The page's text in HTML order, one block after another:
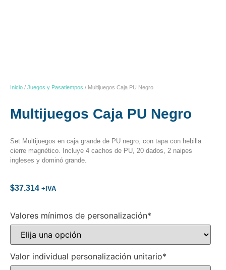
Inicio / Juegos y Pasatiempos / Multijuegos Caja PU Negro
Multijuegos Caja PU Negro
Set Multijuegos en caja grande de PU negro, con tapa con hebilla
cierre magnético. Incluye 4 cachos de PU, 20 dados, 2 naipes
ingleses y dominó grande.
$37.314 +IVA
Valores mínimos de personalización*
Valor individual personalización unitario*